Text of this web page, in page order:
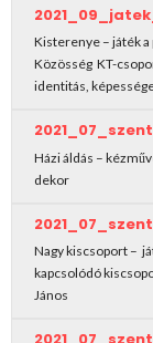
Kisterenye – játék a
Közösség KT-
identitás,
Házi áldás –
dekor
Nagy kiscsoport –
kapcsolódó
János